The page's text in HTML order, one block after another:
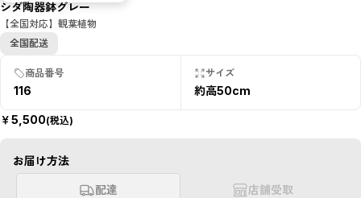
切れ
シダ陶器鉢グレー
【全国対応】観葉植物
全国配送
商品番号
116
サイズ
約高50cm
￥5,500(税込)
お届け方法
配達 店舗受取